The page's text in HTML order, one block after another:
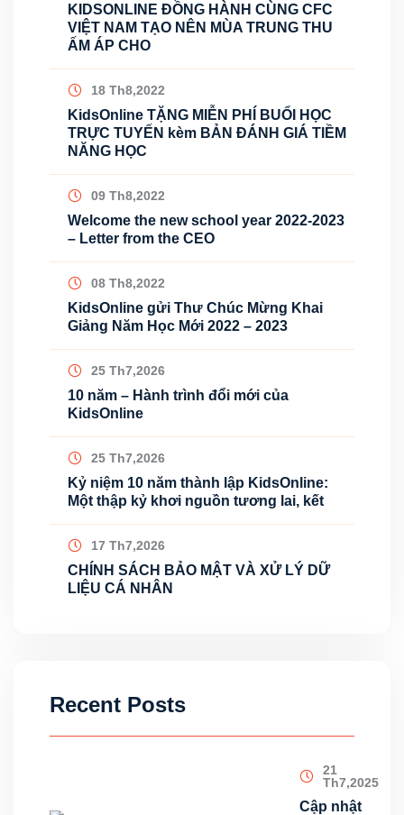
KIDSONLINE ĐỒNG HÀNH CÙNG CFC
VIỆT NAM TẠO NÊN MÙA TRUNG THU
ẤM ÁP CHO
18 Th8,2022
KidsOnline TẶNG MIỄN PHÍ BUỔI HỌC
TRỰC TUYẾN kèm BẢN ĐÁNH GIÁ TIỀM
NĂNG HỌC
09 Th8,2022
Welcome the new school year 2022-2023
– Letter from the CEO
08 Th8,2022
KidsOnline gửi Thư Chúc Mừng Khai
Giảng Năm Học Mới 2022 – 2023
25 Th7,2026
10 năm – Hành trình đổi mới của
KidsOnline
25 Th7,2026
Kỷ niệm 10 năm thành lập KidsOnline:
Một thập kỷ khơi nguồn tương lai, kết
17 Th7,2026
CHÍNH SÁCH BẢO MẬT VÀ XỬ LÝ DỮ
LIỆU CÁ NHÂN
Recent Posts
21
Th7,2025
Cập nhật